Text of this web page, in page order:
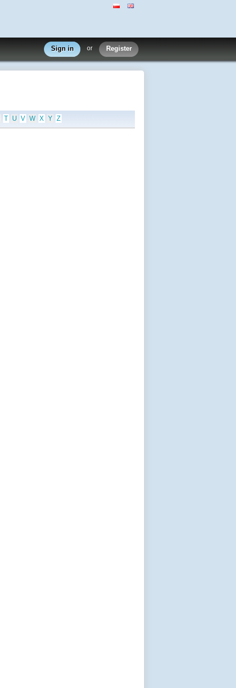
Sign in or Register
T U V W X Y Z